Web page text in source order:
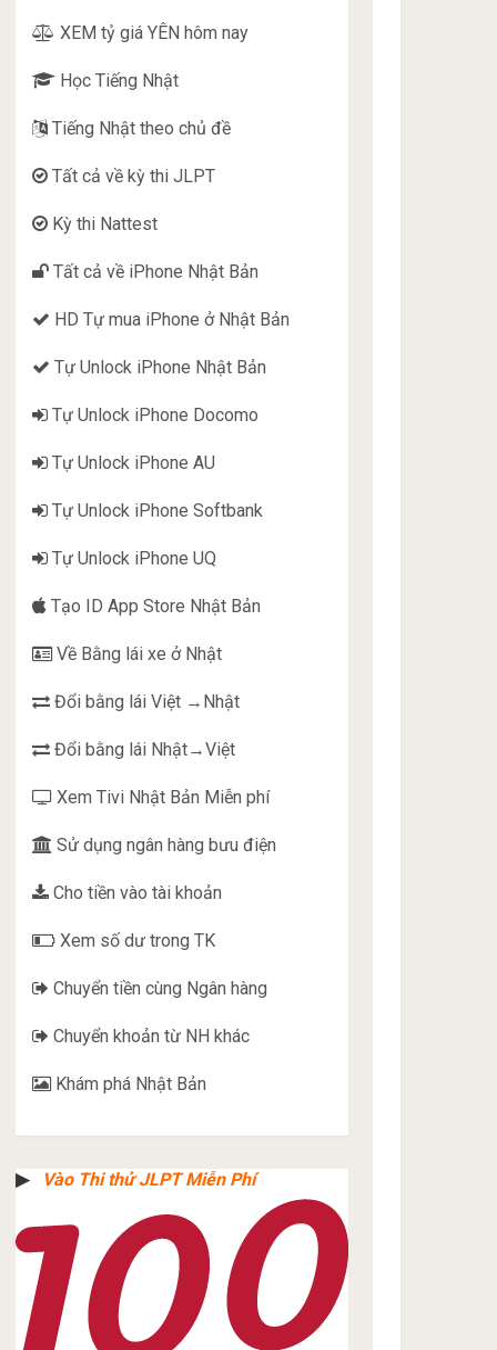
XEM tỷ giá YÊN hôm nay
Học Tiếng Nhật
Tiếng Nhật theo chủ đề
Tất cả về kỳ thi JLPT
Kỳ thi Nattest
Tất cả về iPhone Nhật Bản
HD Tự mua iPhone ở Nhật Bản
Tự Unlock iPhone Nhật Bản
Tự Unlock iPhone Docomo
Tự Unlock iPhone AU
Tự Unlock iPhone Softbank
Tự Unlock iPhone UQ
Tạo ID App Store Nhật Bản
Về Bằng lái xe ở Nhật
Đổi bằng lái Việt →Nhật
Đổi bằng lái Nhật→Việt
Xem Tivi Nhật Bản Miễn phí
Sử dụng ngân hàng bưu điện
Cho tiền vào tài khoản
Xem số dư trong TK
Chuyển tiền cùng Ngân hàng
Chuyển khoản từ NH khác
Khám phá Nhật Bản
▶︎ Vào Thi thử JLPT Miễn Phí